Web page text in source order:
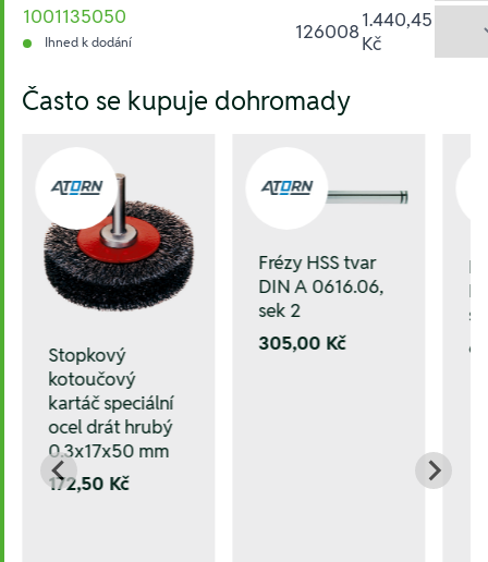
1001135050
Ihned k dodání 1260081.440,45
Kč
Často se kupuje dohromady
Stopkový
kotoučový
kartáč speciální
ocel drát hrubý
0.3x17x50 mm
172,50 Kč
Frézy HSS tvar
DIN A 0616.06,
sek 2
305,00 Kč